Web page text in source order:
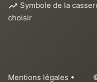
Symbole de la
choisir
Mentions légales •